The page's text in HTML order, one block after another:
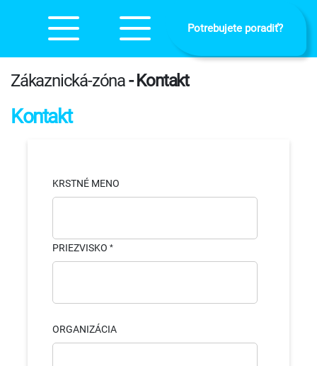
Potrebujete poradiť?
Zákaznická-zóna- Kontakt
Kontakt
KRSTNÉ MENO
PRIEZVISKO
ORGANIZÁCIA